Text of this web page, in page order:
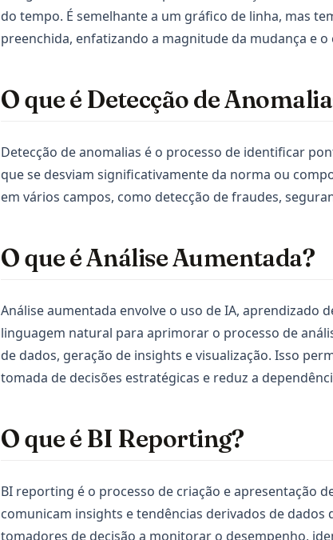
do tempo. É semelhante a um gráfico de linha, mas
preenchida, enfatizando a magnitude da mudança e
O que é Detecção de
Detecção de anomalias é o processo de identificar
que se desviam significativamente da norma ou
em vários campos, como detecção de fraudes,
O que é Análise Aumentada?
Análise aumentada envolve o uso de IA, aprendizado
linguagem natural para aprimorar o processo de
de dados, geração de insights e visualização. Isso
tomada de decisões estratégicas e reduz a
O que é BI Reporting?
BI reporting é o processo de criação e apresentação
comunicam insights e tendências derivados de dados
tomadores de decisão a monitorar o desempenho,